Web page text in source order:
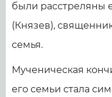
были расстреляны
(Князев),
семья.
Мученическая
его семьи стала